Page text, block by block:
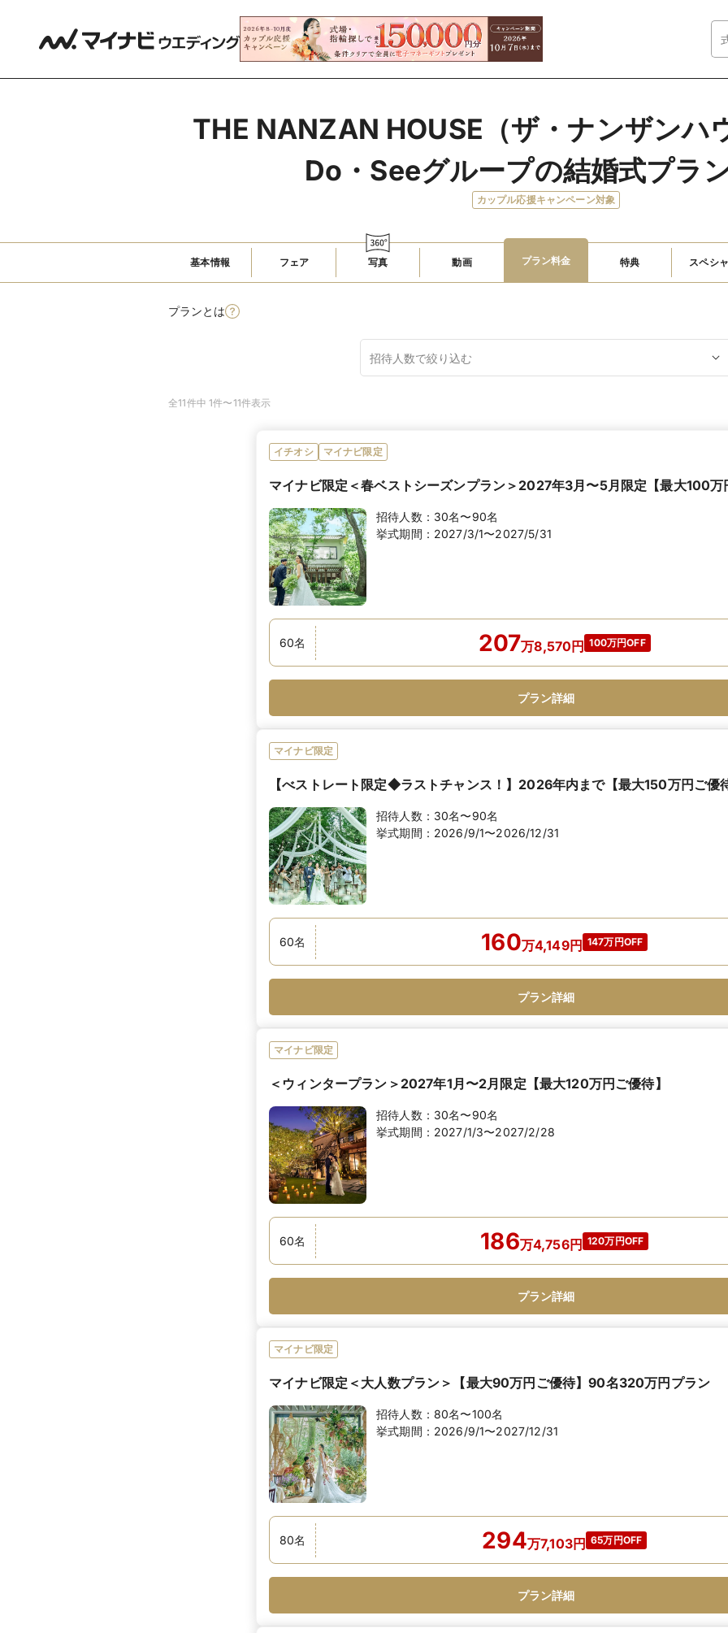
THE NANZAN HOUSE（ザ・ナンザンハ
Do・Seeグループの結婚式プラ
カップル応援キャンペーン対象
基本情報 フェア 写真 動画 プラン料金 特典 スペシ
プランとは
全11件中 1件〜11件表示
イチオシ マイナビ限定
マイナビ限定＜春ベストシーズンプラン＞2027年3月〜5月限定【最大100万
招待人数： 30名〜90名
挙式期間： 2027/3/1〜2027/5/31
60名 207万8,570円 100万円OFF
プラン詳細
マイナビ限定
【べストレート限定◆ラストチャンス！】2026年内まで【最大150万円ご優
招待人数： 30名〜90名
挙式期間： 2026/9/1〜2026/12/31
60名 160万4,149円 147万円OFF
プラン詳細
マイナビ限定
＜ウィンタープラン＞2027年1月〜2月限定【最大120万円ご優待】
招待人数： 30名〜90名
挙式期間： 2027/1/3〜2027/2/28
60名 186万4,756円 120万円OFF
プラン詳細
マイナビ限定
マイナビ限定＜大人数プラン＞【最大90万円ご優待】90名320万円プラン
招待人数： 80名〜100名
挙式期間： 2026/9/1〜2027/12/31
80名 294万7,103円 65万円OFF
プラン詳細